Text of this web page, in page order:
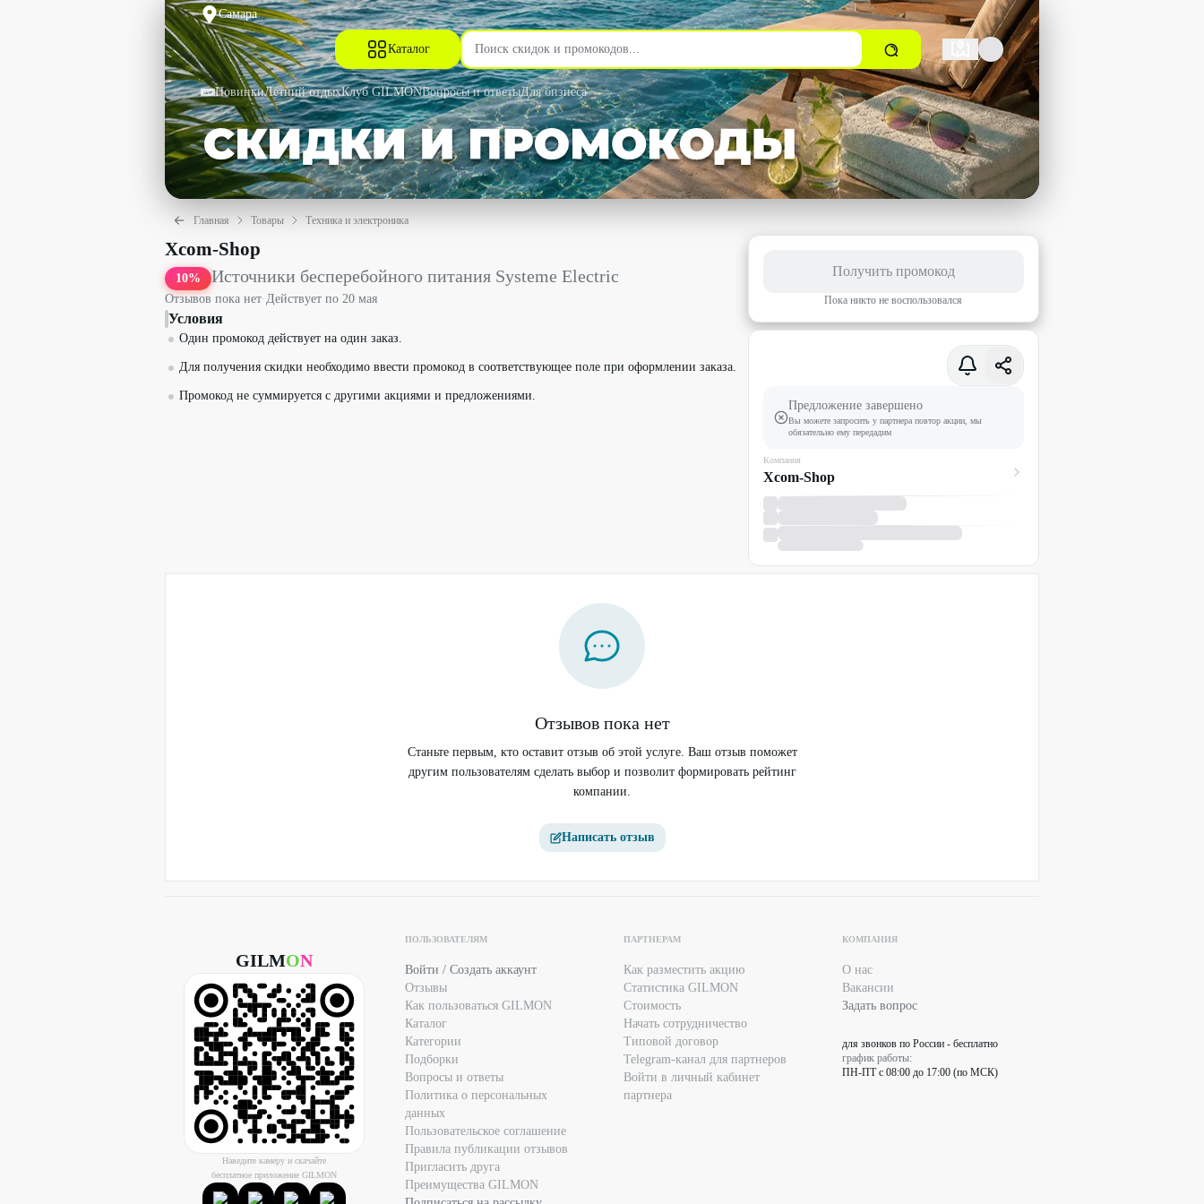
Самара
Каталог
НовинкиЛетний отдыхКлуб GILMONВопросы и ответыДля бизнеса
Главная Товары Техника и электроника
Источники бесперебойного питания Systeme Electric со скидкой 10% - Xcom-Shop в Самаре
Xcom-Shop
10% Источники бесперебойного питания Systeme Electric
Отзывов пока нет·Действует по 20 мая
Условия
Один промокод действует на один заказ.
Для получения скидки необходимо ввести промокод в соответствующее поле при оформлении заказа.
Промокод не суммируется с другими акциями и предложениями.
Получить промокод
Пока никто не воспользовался
Предложение завершено
Вы можете запросить у партнера повтор акции, мы
обязательно ему передадим
Компания
Xcom-Shop
Отзывов пока нет
Станьте первым, кто оставит отзыв об этой услуге. Ваш отзыв поможет
другим пользователям сделать выбор и позволит формировать рейтинг
компании.
Написать отзыв
GILMON
Наведите камеру и скачайте
бесплатное приложение GILMON
ПОЛЬЗОВАТЕЛЯМ
Войти / Создать аккаунт
Отзывы
Как пользоваться GILMON
Каталог
Категории
Подборки
Вопросы и ответы
Политика о персональных
данных
Пользовательское соглашение
Правила публикации отзывов
Пригласить друга
Преимущества GILMON
ПАРТНЕРАМ
Как разместить акцию
Статистика GILMON
Стоимость
Начать сотрудничество
Типовой договор
Telegram-канал для партнеров
Войти в личный кабинет
партнера
КОМПАНИЯ
О нас
Вакансии
Задать вопрос
для звонков по России - бесплатно
график работы:
ПН-ПТ с 08:00 до 17:00 (по МСК)